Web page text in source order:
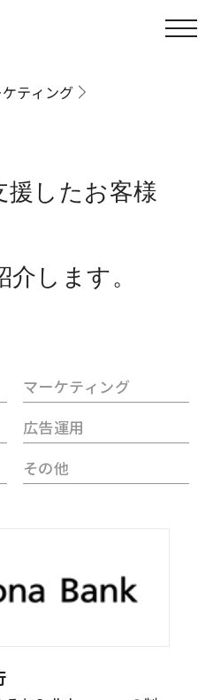
ティング
したお客様
します。
マーケティング
広告運用
その他